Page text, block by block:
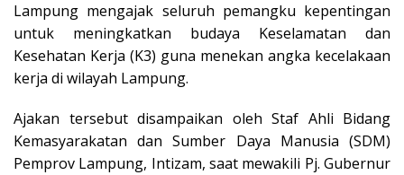
Lampung mengajak seluruh pemangku kepentingan
untuk meningkatkan budaya Keselamatan dan
Kesehatan Kerja (K3) guna menekan angka kecelakaan
kerja di wilayah Lampung.
Ajakan tersebut disampaikan oleh Staf Ahli Bidang
Kemasyarakatan dan Sumber Daya Manusia (SDM)
Pemprov Lampung, Intizam, saat mewakili Pj. Gubernur